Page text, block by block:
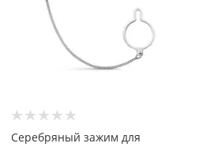
Серебряный зажим для